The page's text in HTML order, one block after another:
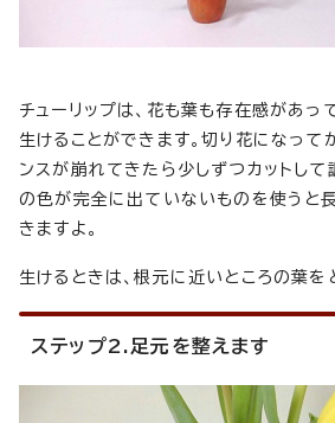
チューリップは、花も葉も存在感があっ
生けることができます。切り花になって
ンスが崩れてきたら少しずつカットして
の色が完全に出ていないものを使うと
きますよ。
生けるときは、根元に近いところの葉を
ステップ2.足元を整えます